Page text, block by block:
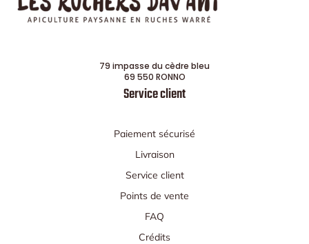
79 impasse du cèdre bleu
69 550 RONNO
Service client
Paiement sécurisé
Livraison
Service client
Points de vente
FAQ
Crédits